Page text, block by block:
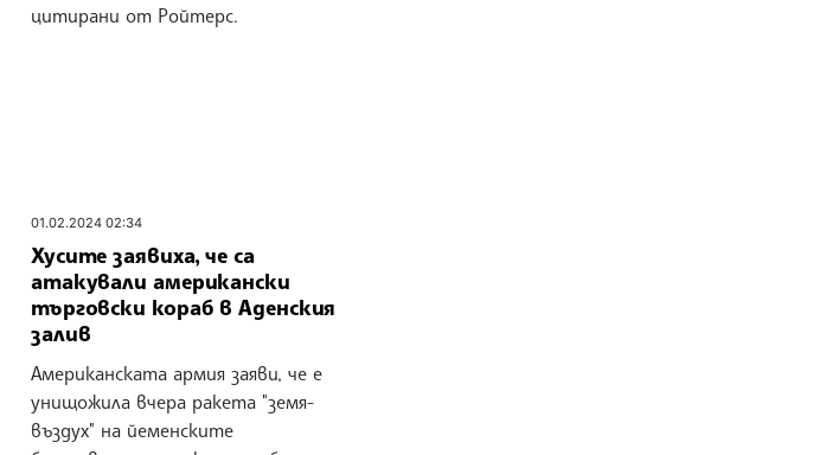
цитирани от Ройтерс.
01.02.2024 02:34
Хусите заявиха, че са
атакували американски
търговски кораб в Аденския
залив
Американската армия заяви, че е
унищожила вчера ракета "земя-
въздух" на йеменските